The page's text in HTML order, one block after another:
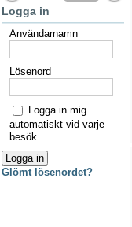
Logga in
Användarnamn
Lösenord
Logga in mig
automatiskt vid varje
besök.
Glömt lösenordet?